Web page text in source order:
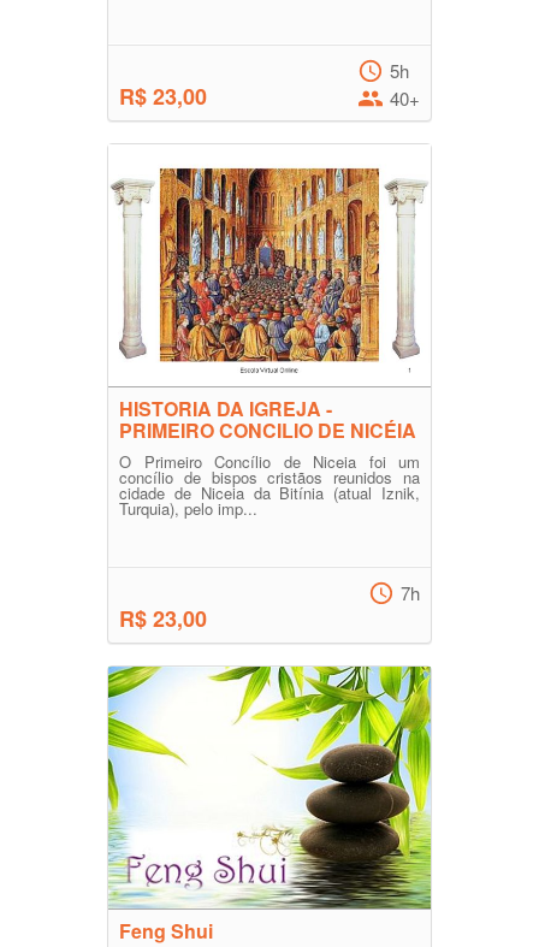
R$ 23,00
5h
40+
HISTORIA DA IGREJA -
PRIMEIRO CONCILIO DE NICÉIA
O Primeiro Concílio de Niceia foi um
concílio de bispos cristãos reunidos na
cidade de Niceia da Bitínia (atual Iznik,
Turquia), pelo imp...
R$ 23,00
7h
Feng Shui